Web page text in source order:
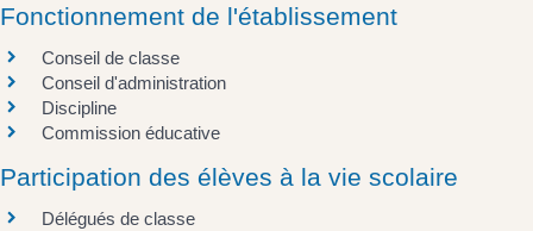
Fonctionnement de l'établissement
Conseil de classe
Conseil d'administration
Discipline
Commission éducative
Participation des élèves à la vie scolaire
Délégués de classe